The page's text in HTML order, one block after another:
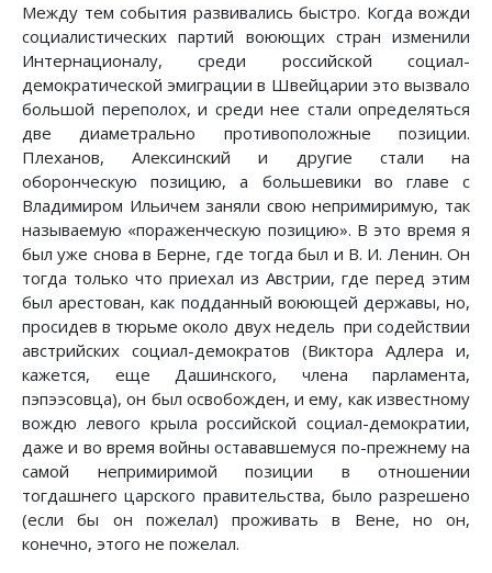
Между тем события развивались быстро. Когда вожди
социалистических партий воюющих стран изменили
Интернационалу, среди российской социал-
демократической эмиграции в Швейцарии это вызвало
большой переполох, и среди нее стали определяться
две диаметрально противоположные позиции.
Плеханов, Алексинский и другие стали на
оборонческую позицию, а большевики во главе с
Владимиром Ильичем заняли свою непримиримую, так
называемую «пораженческую позицию». В это время я
был уже снова в Берне, где тогда был и В. И. Ленин. Он
тогда только что приехал из Австрии, где перед этим
был арестован, как подданный воюющей державы, но,
просидев в тюрьме около двух недель при содействии
австрийских социал-демократов (Виктора Адлера и,
кажется, еще Дашинского, члена парламента,
пэпээсовца), он был освобожден, и ему, как известному
вождю левого крыла российской социал-демократии,
даже и во время войны остававшемуся по-прежнему на
самой непримиримой позиции в отношении
тогдашнего царского правительства, было разрешено
(если бы он пожелал) проживать в Вене, но он,
конечно, этого не пожелал.